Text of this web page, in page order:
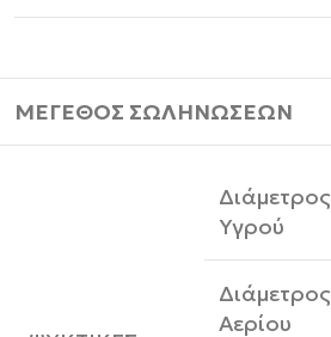
ΜΕΓΕΘΟΣ ΣΩΛΗΝΩΣΕΩΝ
Διάμετρος
Υγρού
Διάμετρος
Αερίου